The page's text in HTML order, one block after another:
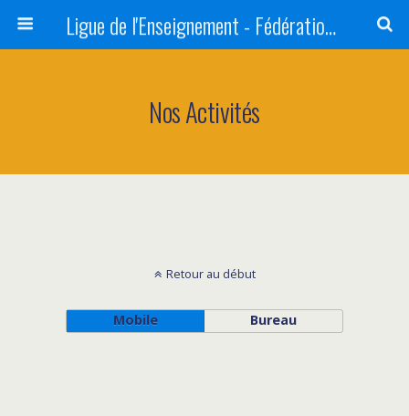
Ligue de l'Enseignement - Fédération de la Vienne
Nos Activités
Retour au début
Mobile Bureau